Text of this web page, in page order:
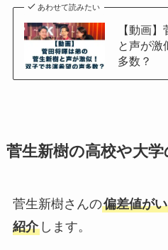
あわせて読みたい
【動画
と声が激
多数？
菅生新樹の高校や大
菅生新樹さんの偏差値が
紹介します。